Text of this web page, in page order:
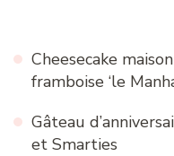
Cheesecake
framboise ‘le
Gâteau
et Smarties